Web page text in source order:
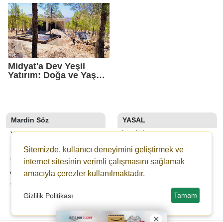
Midyat'a Dev Yeşil
Yatırım: Doğa ve Yaşam
Mardin Söz
YAZARLAR
SON DAKİKA
GALERİLER
ANKETLER
GAZETELER
YOL TARIFI
YASAL
İLETIŞIM
KÜNYE
YAYIN İLKELERI
KURALLAR
KULLANICI SÖZLEŞMESI
VERI POLITIKASI
Sitemizde, kullanıcı deneyimini geliştirmek ve
internet sitesinin verimli çalışmasını sağlamak
amacıyla çerezler kullanılmaktadır.
Gizlilik Politikası Tamam